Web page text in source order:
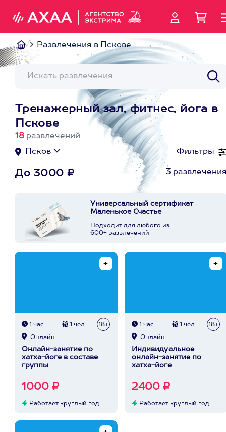
Развлечения в Пскове
Тренажерный зал, фитнес, йога в
Пскове
18 развлечений
Фильтры
Псков
До 3000 ₽ 3
Универсальный сертификат
Маленькое Счастье
Подходит для любого из
600+ развлечений
1 час 1 чел 18+
Онлайн
Онлайн-занятие по
хатха-йоге в составе
группы
1000 ₽
Работает круглый год
1 час 1 чел 18+
Онлайн
Индивидуальное
онлайн-занятие по
хатха-йоге
2400 ₽
Работает круглый год